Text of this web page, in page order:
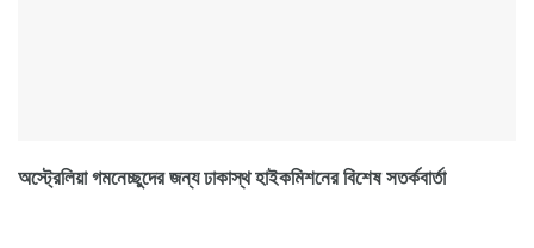
অস্ট্রেলিয়া গমনেচ্ছুদের জন্য ঢাকাস্থ হাইকমিশনের বিশেষ সতর্কবার্তা